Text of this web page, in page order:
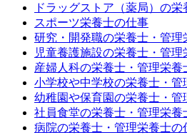
ドラッグストア（薬局）の栄
スポーツ栄養士の仕事
研究・開発職の栄養士・管理
児童養護施設の栄養士・管理
産婦人科の栄養士・管理栄養
小学校や中学校の栄養士・管
幼稚園や保育園の栄養士・管
社員食堂の栄養士・管理栄養
病院の栄養士・管理栄養士の